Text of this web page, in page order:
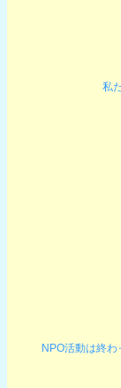
私
NPO活動は終